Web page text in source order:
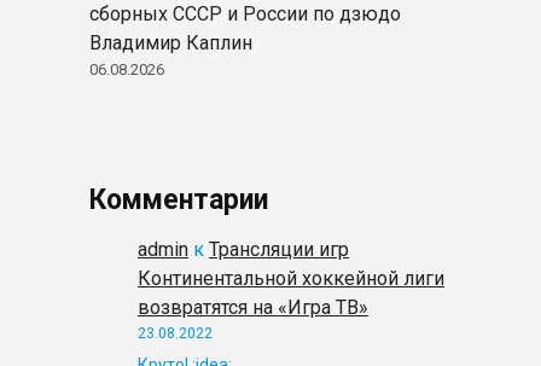
сборных СССР и России по дзюдо
Владимир Каплин
06.08.2026
Комментарии
admin к Трансляции игр
Континентальной хоккейной лиги
возвратятся на «Игра ТВ»
23.08.2022